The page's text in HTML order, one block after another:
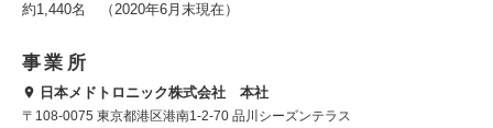
約1,440名 （2020年6月末現在）
事業所
日本メドトロニック株式会社 本社
〒108-0075 東京都港区港南1-2-70 品川シーズンテラス